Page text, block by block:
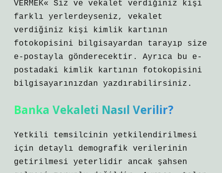
VERMEK« Siz ve vekalet verdiğiniz kişi
farklı yerlerdeyseniz, vekalet
verdiğiniz kişi kimlik kartının
fotokopisini bilgisayardan tarayıp size
e-postayla gönderecektir. Ayrıca bu e-
postadaki kimlik kartının fotokopisini
bilgisayarınızdan yazdırabilirsiniz.
Banka Vekaleti Nasıl Verilir?
Yetkili temsilcinin yetkilendirilmesi
için detaylı demografik verilerinin
getirilmesi yeterlidir ancak şahsen